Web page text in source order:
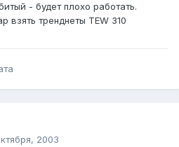
- будет плохо работать.
взять тренднеты TEW 310
2003